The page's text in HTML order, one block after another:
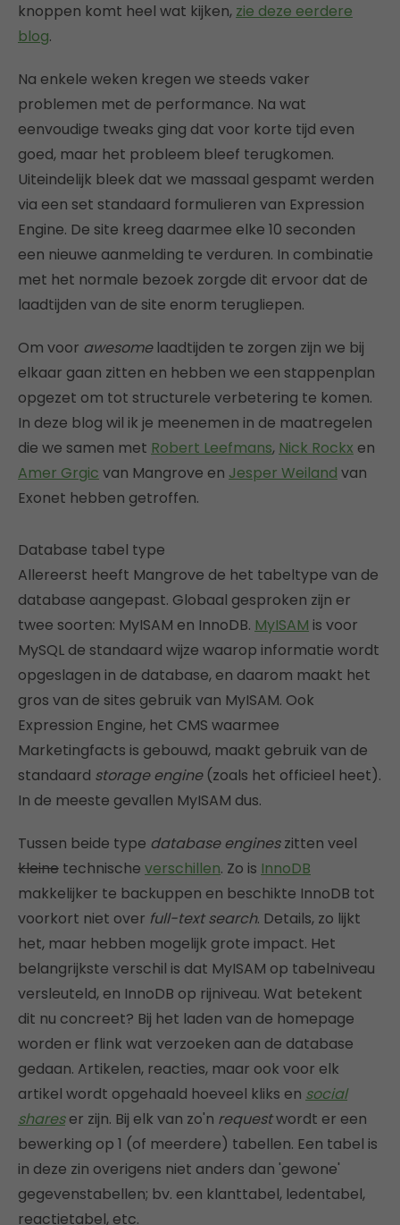
knoppen komt heel wat kijken, zie deze eerdere
blog.
Na enkele weken kregen we steeds vaker
problemen met de performance. Na wat
eenvoudige tweaks ging dat voor korte tijd even
goed, maar het probleem bleef terugkomen.
Uiteindelijk bleek dat we massaal gespamt werden
via een set standaard formulieren van Expression
Engine. De site kreeg daarmee elke 10 seconden
een nieuwe aanmelding te verduren. In combinatie
met het normale bezoek zorgde dit ervoor dat de
laadtijden van de site enorm terugliepen.
Om voor awesomelaadtijden te zorgen zijn we bij
elkaar gaan zitten en hebben we een stappenplan
opgezet om tot structurele verbetering te komen.
In deze blog wil ik je meenemen in de maatregelen
die we samen met Robert Leefmans, Nick Rockx en
Amer Grgic van Mangrove en Jesper Weiland van
Exonet hebben getroffen.
Database tabel type
Allereerst heeft Mangrove de het tabeltype van de
database aangepast. Globaal gesproken zijn er
twee soorten: MyISAM en InnoDB. MyISAM is voor
MySQL de standaard wijze waarop informatie wordt
opgeslagen in de database, en daarom maakt het
gros van de sites gebruik van MyISAM. Ook
Expression Engine, het CMS waarmee
Marketingfacts is gebouwd, maakt gebruik van de
standaard storage engine (zoals het officieel heet).
In de meeste gevallen MyISAM dus.
Tussen beide type database engineszitten veel
kleine technische verschillen. Zo is InnoDB
makkelijker te backuppen en beschikte InnoDB tot
voorkort niet over full-text search. Details, zo lijkt
het, maar hebben mogelijk grote impact. Het
belangrijkste verschil is dat MyISAM op tabelniveau
versleuteld, en InnoDB op rijniveau. Wat betekent
dit nu concreet? Bij het laden van de homepage
worden er flink wat verzoeken aan de database
gedaan. Artikelen, reacties, maar ook voor elk
artikel wordt opgehaald hoeveel kliks en social
shareser zijn. Bij elk van zo'n requestwordt er een
bewerking op 1 (of meerdere) tabellen. Een tabel is
in deze zin overigens niet anders dan 'gewone'
gegevenstabellen; bv. een klanttabel, ledentabel,
reactietabel, etc.